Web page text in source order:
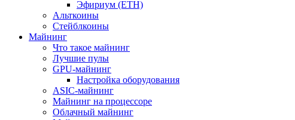
Эфириум (ETH)
Альткоины
Стейблкоины
Майнинг
Что такое майнинг
Лучшие пулы
GPU-майнинг
Настройка оборудования
ASIC-майнинг
Майнинг на процессоре
Облачный майнинг